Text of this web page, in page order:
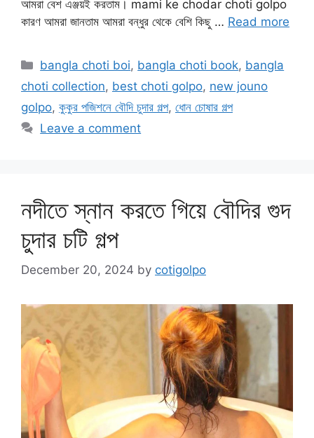
আমরা বেশ এঞ্জয়ই করতাম। mami ke chodar choti golpo
কারণ আমরা জানতাম আমরা বন্ধুর থেকে বেশি কিছু … Read more
Categories
bangla choti boi, bangla choti book, bangla
choti collection, best choti golpo, new jouno
golpo, কুকুর পজিশনে বৌদি চুদার গল্প, ধোন চোষার গল্প
Leave a comment
নদীতে স্নান করতে গিয়ে বৌদির গুদ
চুদার চটি গল্প
December 20, 2024 by cotigolpo